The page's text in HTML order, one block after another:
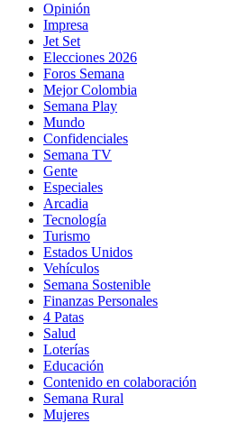
Opinión
Impresa
Jet Set
Elecciones 2026
Foros Semana
Mejor Colombia
Semana Play
Mundo
Confidenciales
Semana TV
Gente
Especiales
Arcadia
Tecnología
Turismo
Estados Unidos
Vehículos
Semana Sostenible
Finanzas Personales
4 Patas
Salud
Loterías
Educación
Contenido en colaboración
Semana Rural
Mujeres